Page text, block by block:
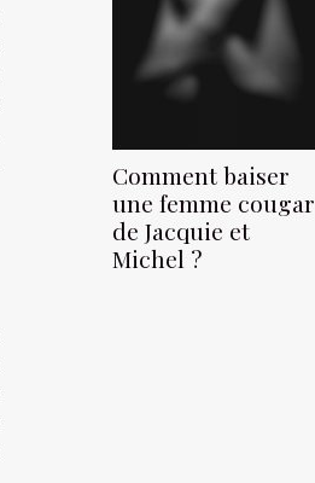
Comment baiser
une femme cougar
de Jacquie et
Michel ?